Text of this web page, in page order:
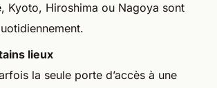
Kyoto, Hiroshima ou Nagoya sont
lieux
la seule porte d’accès à une